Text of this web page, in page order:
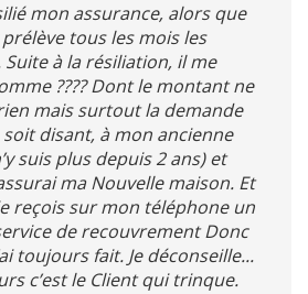
mon assurance, alors que
prélève tous les mois les
à la résiliation, il me
???? Dont le montant ne
mais surtout la demande
soit disant, à mon ancienne
suis plus depuis 2 ans) et
ma Nouvelle maison. Et
reçois sur mon téléphone un
de recouvrement Donc
toujours fait. Je déconseille...
c’est le Client qui trinque.